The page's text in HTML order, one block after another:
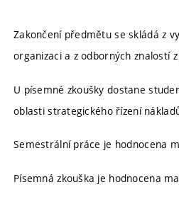
Zakončení předmětu se skládá z
organizaci a z odborných znalostí
U písemné zkoušky dostane
oblasti strategického řízení
Semestrální práce je hodnocena
Písemná zkouška je hodnocena